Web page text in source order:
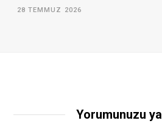
28 TEMMUZ 2026
Yorumunuzu